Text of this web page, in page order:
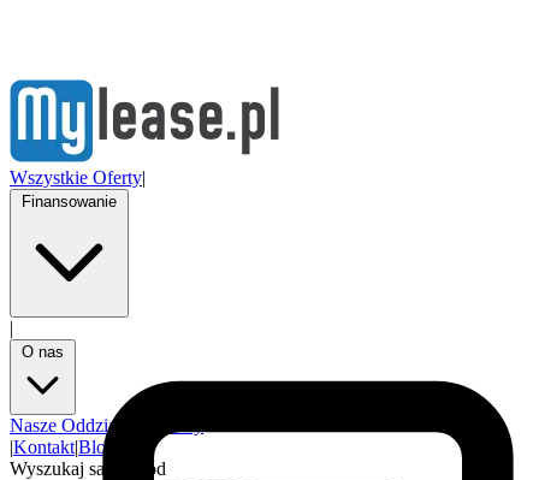
Wszystkie Oferty|
|
Nasze Oddziały
|Kontakt|Blog
Wyszukaj samochód